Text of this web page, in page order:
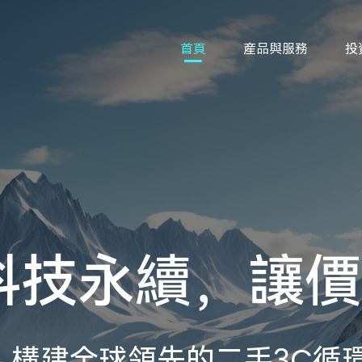
首頁 産品與服務 投
技永續，讓